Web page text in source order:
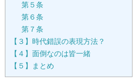
第５条
第６条
第７条
【３】時代錯誤の表現方法？
【４】面倒なのは皆一緒
【５】まとめ